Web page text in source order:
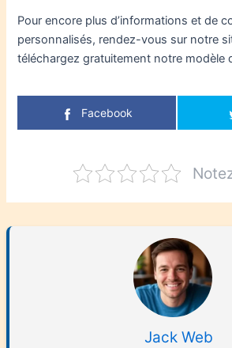
Pour encore plus d’informations et de
personnalisés, rendez-vous sur notre
téléchargez gratuitement notre modèle
Facebook
Jack Web